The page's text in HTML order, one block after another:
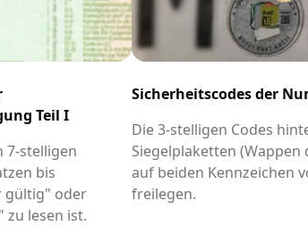
Teil I
7-stelligen
bis
gültig" oder
zu lesen ist.
Sicherheitscodes der
Die 3-stelligen Codes
Siegelplaketten (Wappen
auf beiden Kennzeichen
freilegen.